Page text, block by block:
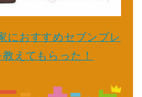
におすすめセブンプレ
えてもらった！